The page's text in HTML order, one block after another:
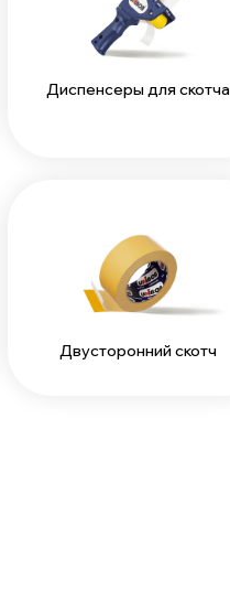
Диспенсеры для скотча
Двусторонний скотч